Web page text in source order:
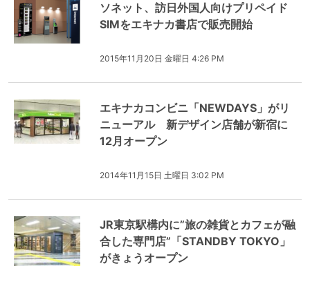
ソネット、訪日外国人向けプリペイド
SIMをエキナカ書店で販売開始
2015年11月20日 金曜日 4:26 PM
エキナカコンビニ「NEWDAYS」がリ
ニューアル 新デザイン店舗が新宿に
12月オープン
2014年11月15日 土曜日 3:02 PM
JR東京駅構内に”旅の雑貨とカフェが融
合した専門店”「STANDBY TOKYO」
がきょうオープン